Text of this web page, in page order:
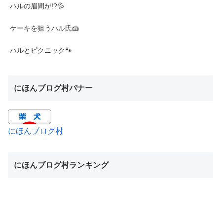
ハルの眉間が!?💦
ケーキを狙うハル氏🍰
ハルとピクニック🐾
にほんブログ村バナー
にほんブログ村
にほんブログ村ランキング